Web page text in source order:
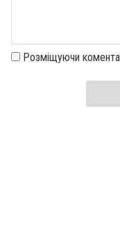
Розміщуючи